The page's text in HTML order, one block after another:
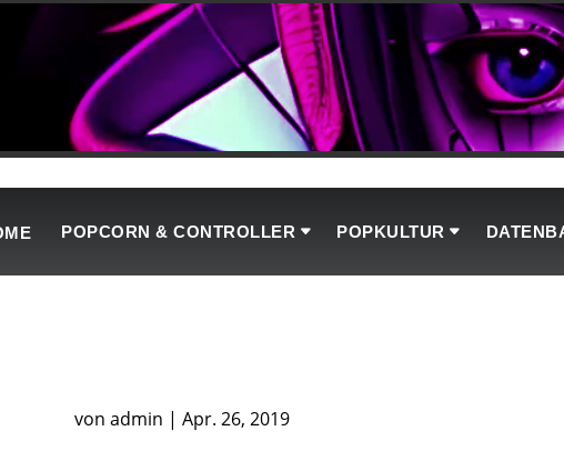
POPCORN & CONTROLLER POPKULTUR
von admin | Apr. 26, 2019